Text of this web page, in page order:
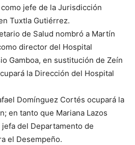
jefe de la Jurisdicción
Tuxtla Gutiérrez.
de Salud nombró a Martín
director del Hospital
Gamboa, en sustitución de Zeín
la Dirección del Hospital
Domínguez Cortés ocupará la
en tanto que Mariana Lazos
del Departamento de
el Desempeño.